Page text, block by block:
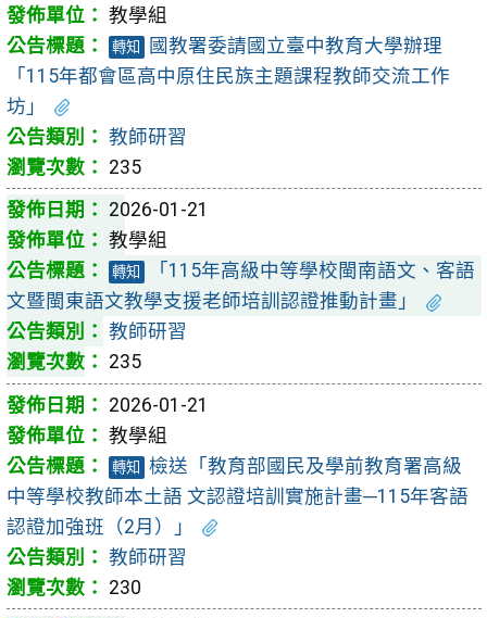
教學組
轉知
國教署委請國立臺中教育大學辦理
「115年都會區高中原住民族主題課程教師交流工作
坊」
教師研習
235
2026-01-21
教學組
轉知
「115年高級中等學校閩南語文、客語
文暨閩東語文教學支援老師培訓認證推動計畫」
教師研習
235
2026-01-21
教學組
轉知
檢送「教育部國民及學前教育署高級
中等學校教師本土語 文認證培訓實施計畫─115年客語
認證加強班（2月）」
教師研習
230